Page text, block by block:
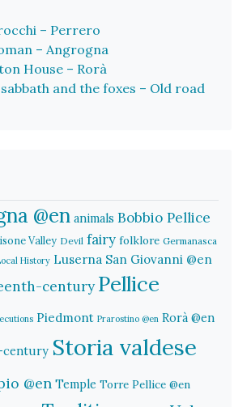
– Perrero
– Angrogna
House – Rorà
and the foxes – Old road
@en animals Bobbio Pellice
Valley Devil fairy folklore Germanasca
History Luserna San Giovanni @en
century Pellice
Piedmont Prarostino @en Rorà @en
century Storia valdese
@en Temple Torre Pellice @en